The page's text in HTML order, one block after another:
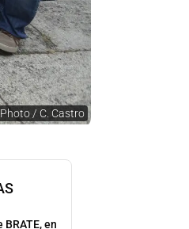
/ C. Castro
en